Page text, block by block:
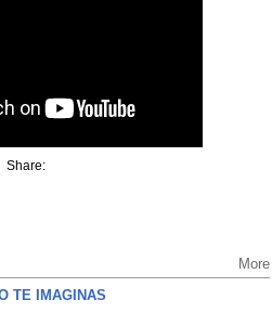
Share:
More
TE IMAGINAS